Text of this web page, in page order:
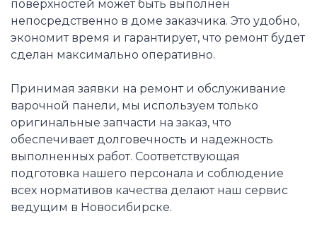
поверхностей может быть выполнен
непосредственно в доме заказчика. Это удобно,
экономит время и гарантирует, что ремонт будет
сделан максимально оперативно.
Принимая заявки на ремонт и обслуживание
варочной панели, мы используем только
оригинальные запчасти на заказ, что
обеспечивает долговечность и надежность
выполненных работ. Соответствующая
подготовка нашего персонала и соблюдение
всех нормативов качества делают наш сервис
ведущим в Новосибирске.